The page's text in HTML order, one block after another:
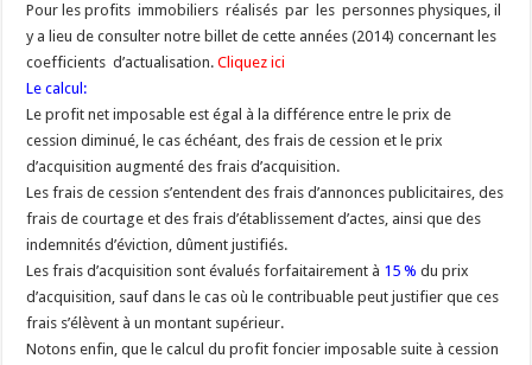
Pour les profits immobiliers réalisés par les personnes physiques, il
y a lieu de consulter notre billet de cette années (2014) concernant les
coefficients d’actualisation.Cliquez ici
Le calcul:
Le profit net imposable est égal à la différence entre le prix de
cession diminué, le cas échéant, des frais de cession et le prix
d’acquisition augmenté des frais d’acquisition.
Les frais de cession s’entendent des frais d’annonces publicitaires, des
frais de courtage et des frais d’établissement d’actes, ainsi que des
indemnités d’éviction, dûment justifiés.
Les frais d’acquisition sont évalués forfaitairement à 15 % du prix
d’acquisition, sauf dans le cas où le contribuable peut justifier que ces
frais s’élèvent à un montant supérieur.
Notons enfin, que le calcul du profit foncier imposable suite à cession